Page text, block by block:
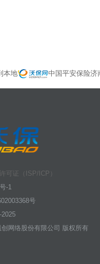
本地 中国平安保险济
可证（ISP/ICP）
-1
号
创网络股份有限公司 版权所有